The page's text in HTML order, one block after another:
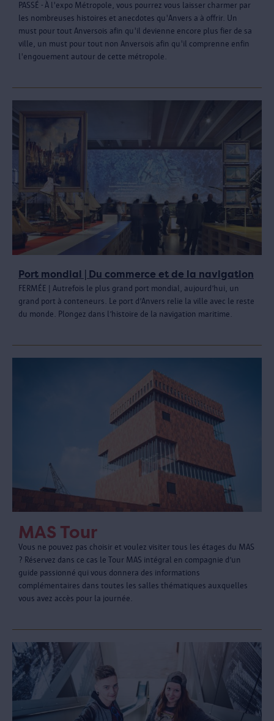
PASSÉ - À l'expo Métropole, vous pourrez vous laisser charmer par
les nombreuses histoires et anecdotes qu'Anvers a à offrir. Un
must pour tout Anversois afin qu'il devienne encore plus fier de sa
ville, un must pour tout non Anversois afin qu'il comprenne enfin
l'engouement autour de cette métropole.
Port mondial | Du commerce et de la navigation
FERMÉE | Autrefois le plus grand port mondial, aujourd’hui, un
grand port à conteneurs. Le port d’Anvers relie la ville avec le reste
du monde. Plongez dans l’histoire de la navigation maritime.
MAS Tour
Vous ne pouvez pas choisir et voulez visiter tous les étages du MAS
? Réservez dans ce cas le Tour MAS intégral en compagnie d’un
guide passionné qui vous donnera des informations
complémentaires dans toutes les salles thématiques auxquelles
vous avez accès pour la journée.